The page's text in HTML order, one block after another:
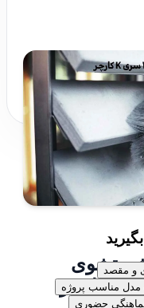
شستشوی
و مقصد
مدل مناسب پروژه
حضوری